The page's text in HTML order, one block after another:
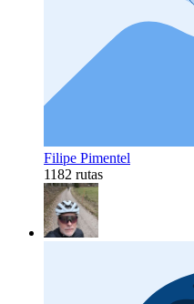
Filipe Pimentel
1182 rutas